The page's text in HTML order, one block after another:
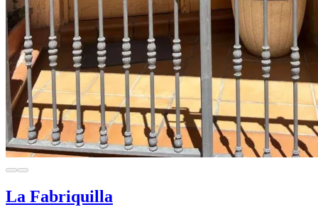
La Fabriquilla